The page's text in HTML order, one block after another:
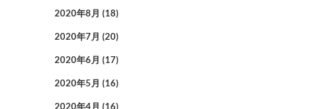
2020年8月 (18)
2020年7月 (20)
2020年6月 (17)
2020年5月 (16)
2020年4月 (16)